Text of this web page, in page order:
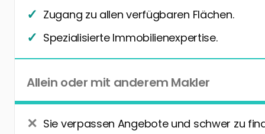
Zugang zu allen verfügbaren Flächen.
Spezialisierte Immobilienexpertise.
Allein oder mit anderem Makler
Sie verpassen Angebote und schwer zu